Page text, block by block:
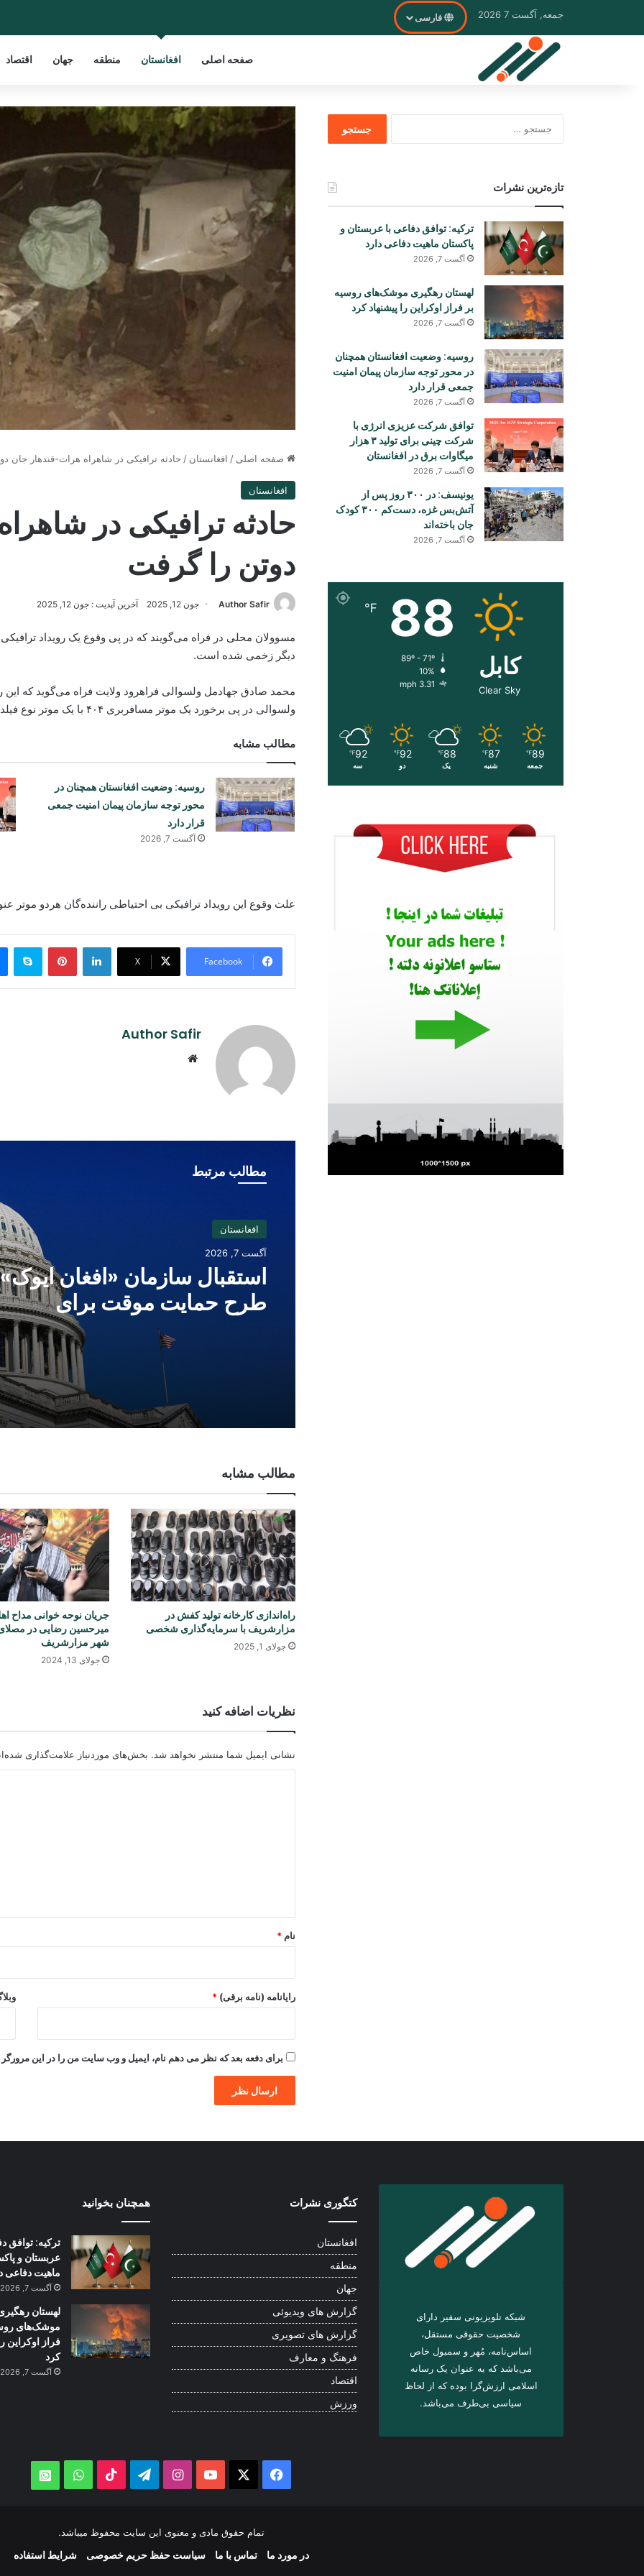
جمعه, آگست 7 2026 فارسی
صفحه اصلی افغانستان منطقه جهان اقتصاد
صفحه اصلی / افغانستان / حادثه ترافیکی در شاهراه هرات-قندهار جان
افغانستان
حادثه ترافیکی در
دوتن را گرفت
Author Safir جون 12, 2025 آخرین آپدیت : جون 12, 2025
مسوولان محلی در فراه می‌گویند که در پی وقوع یک رویداد
دیگر زخمی شده است.
محمد صادق جهادمل ولسوالی فراهرود ولایت فراه می‌گوید که
ولسوالی در پی برخورد یک موتر مسافربری ۴۰۴ با یک موتر نوع فیلدر رخ داده است.
مطالب مشابه
روسیه: وضعیت افغانستان همچنان در
محور توجه سازمان پیمان امنیت جمعی
قرار دارد
آگست 7, 2026
علت وقوع این رویداد ترافیکی بی احتیاطی راننده‌گان هردو موتر
Facebook
X
LinkedIn
Pinterest
Author Safir
مطالب مرتبط
افغانستان
آگست 7, 2026
استقبال سازمان «افغان
طرح حمایت موقت برای
شهروندان افغانستان در امریکا
مطالب مشابه
راه‌اندازی کارخانه تولید کفش در
مزارشریف با سرمایه‌گذاری شخصی
جولای 1, 2025
جریان نوحه خوانی مداح
میرحسین رضایی در
شهر مزارشریف
جولای 13, 2024
نظریات اضافه کنید
نشانی ایمیل شما منتشر نخواهد شد. بخش‌های موردنیاز علامت‌گذاری
نام *
رایانامه (نامه برقی) *
برای دفعه بعد که نظر می دهم نام، ایمیل و وب سایت من را در این مرورگر
تازه‌ترین نشرات
ترکیه: توافق دفاعی با عربستان و
پاکستان ماهیت دفاعی دارد
آگست 7, 2026
لهستان رهگیری موشک‌های روسیه
بر فراز اوکراین را پیشنهاد کرد
آگست 7, 2026
روسیه: وضعیت افغانستان همچنان
در محور توجه سازمان پیمان امنیت
جمعی قرار دارد
آگست 7, 2026
توافق شرکت عزیزی انرژی با
شرکت چینی برای تولید ۳ هزار
میگاوات برق در افغانستان
آگست 7, 2026
یونیسف: در ۳۰۰ روز پس از
آتش‌بس غزه، دست‌کم ۳۰۰ کودک
جان باخته‌اند
آگست 7, 2026
کابل
Clear Sky
88
℉
10%
3.31 mph
89
℉
جمعه
87
℉
شنبه
88
℉
یک
92
℉
دو
92
℉
سه
شبکه تلویزیونی سفیر دارای
شخصیت حقوقی مستقل،
اساس‌نامه، مُهر و سمبول خاص
می‌باشد که به عنوان یک رسانه
اسلامی ارزش‌گرا بوده که از لحاظ
سیاسی بی‌طرف می‌باشد.
کتگوری نشرات
افغانستان
منطقه
جهان
گزارش های ویدیوئی
گزارش های تصویری
فرهنگ و معارف
اقتصاد
ورزش
همچنان بخوانید
ترکیه: توافق
عربستان و
ماهیت دفاعی
آگست 7, 2026
لهستان
موشک‌های
فراز اوکراین
کرد
آگست 7, 2026
Facebook
YouTube
Instagram
Telegram
TikTok
WhatsApp
تمام حقوق مادی و معنوی این سایت محفوظ میباشد.
در مورد ما تماس با ما سیاست حفظ حریم خصوصی شرایط استفاده